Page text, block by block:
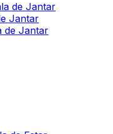
de Jantar
Jantar
de Jantar